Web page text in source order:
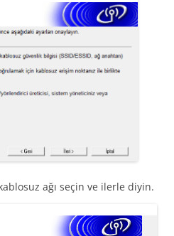
ağı seçin ve ilerle diyin.